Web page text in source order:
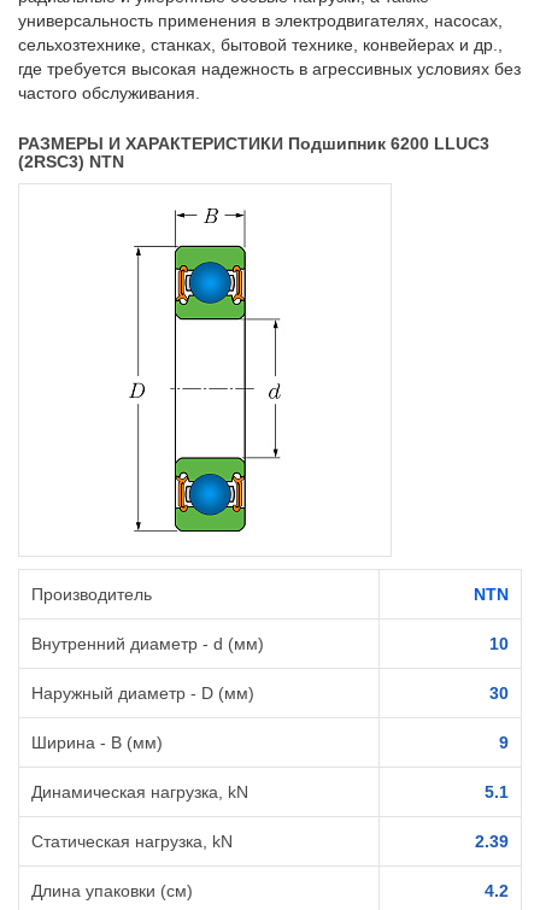
универсальность применения в электродвигателях, насосах,
сельхозтехнике, станках, бытовой технике, конвейерах и др.,
где требуется высокая надежность в агрессивных условиях без
частого обслуживания.
РАЗМЕРЫ И ХАРАКТЕРИСТИКИ Подшипник 6200 LLUC3
(2RSC3) NTN
Производитель NTN
Внутренний диаметр - d (мм) 10
Наружный диаметр - D (мм) 30
Ширина - B (мм) 9
Динамическая нагрузка, kN 5.1
Статическая нагрузка, kN 2.39
Длина упаковки (см) 4.2